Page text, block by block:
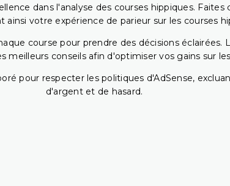
dans l'analyse des courses hippiques.
ainsi votre expérience de parieur sur les courses
course pour prendre des décisions
meilleurs conseils afin d'optimiser vos gains sur
pour respecter les politiques d'AdSense,
d'argent et de hasard.